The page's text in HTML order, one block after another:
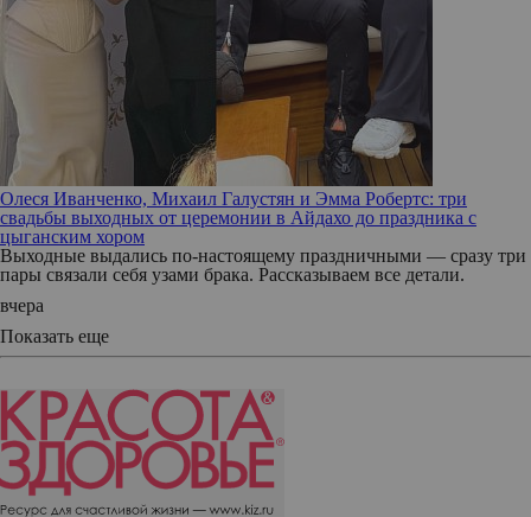
Олеся Иванченко, Михаил Галустян и Эмма Робертс: три
свадьбы выходных от церемонии в Айдахо до праздника с
цыганским хором
Выходные выдались по-настоящему праздничными — сразу три
пары связали себя узами брака. Рассказываем все детали.
вчера
Показать еще